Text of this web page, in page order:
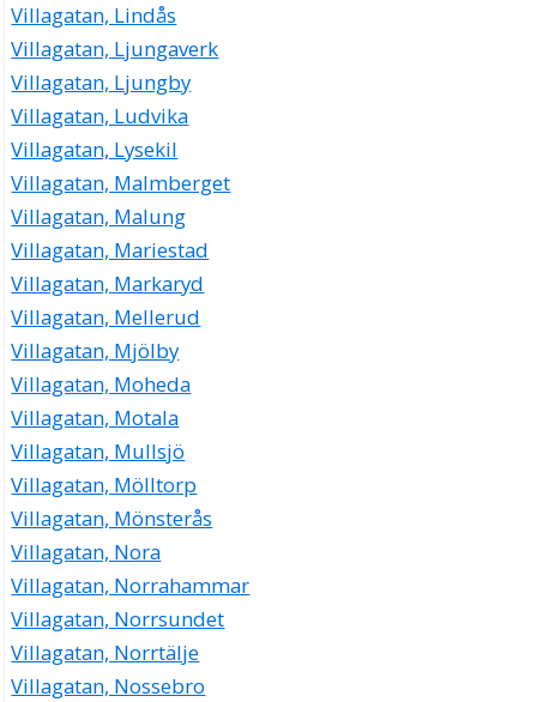
Villagatan, Lindås
Villagatan, Ljungaverk
Villagatan, Ljungby
Villagatan, Ludvika
Villagatan, Lysekil
Villagatan, Malmberget
Villagatan, Malung
Villagatan, Mariestad
Villagatan, Markaryd
Villagatan, Mellerud
Villagatan, Mjölby
Villagatan, Moheda
Villagatan, Motala
Villagatan, Mullsjö
Villagatan, Mölltorp
Villagatan, Mönsterås
Villagatan, Nora
Villagatan, Norrahammar
Villagatan, Norrsundet
Villagatan, Norrtälje
Villagatan, Nossebro